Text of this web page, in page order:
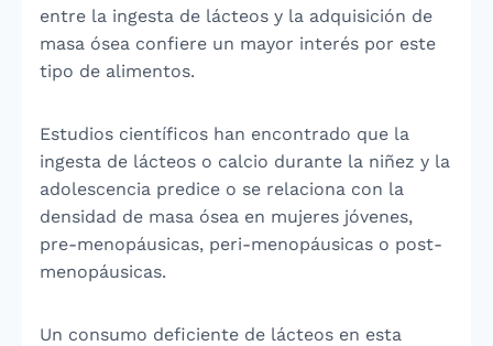
entre la ingesta de lácteos y la adquisición de
masa ósea confiere un mayor interés por este
tipo de alimentos.
Estudios científicos han encontrado que la
ingesta de lácteos o calcio durante la niñez y la
adolescencia predice o se relaciona con la
densidad de masa ósea en mujeres jóvenes,
pre-menopáusicas, peri-menopáusicas o post-
menopáusicas.
Un consumo deficiente de lácteos en esta